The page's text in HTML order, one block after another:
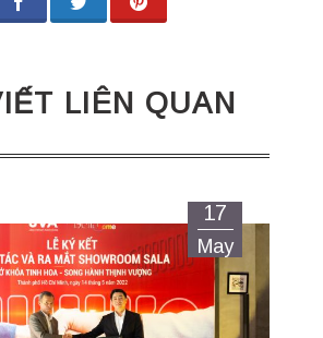
LIÊN QUAN
17
May